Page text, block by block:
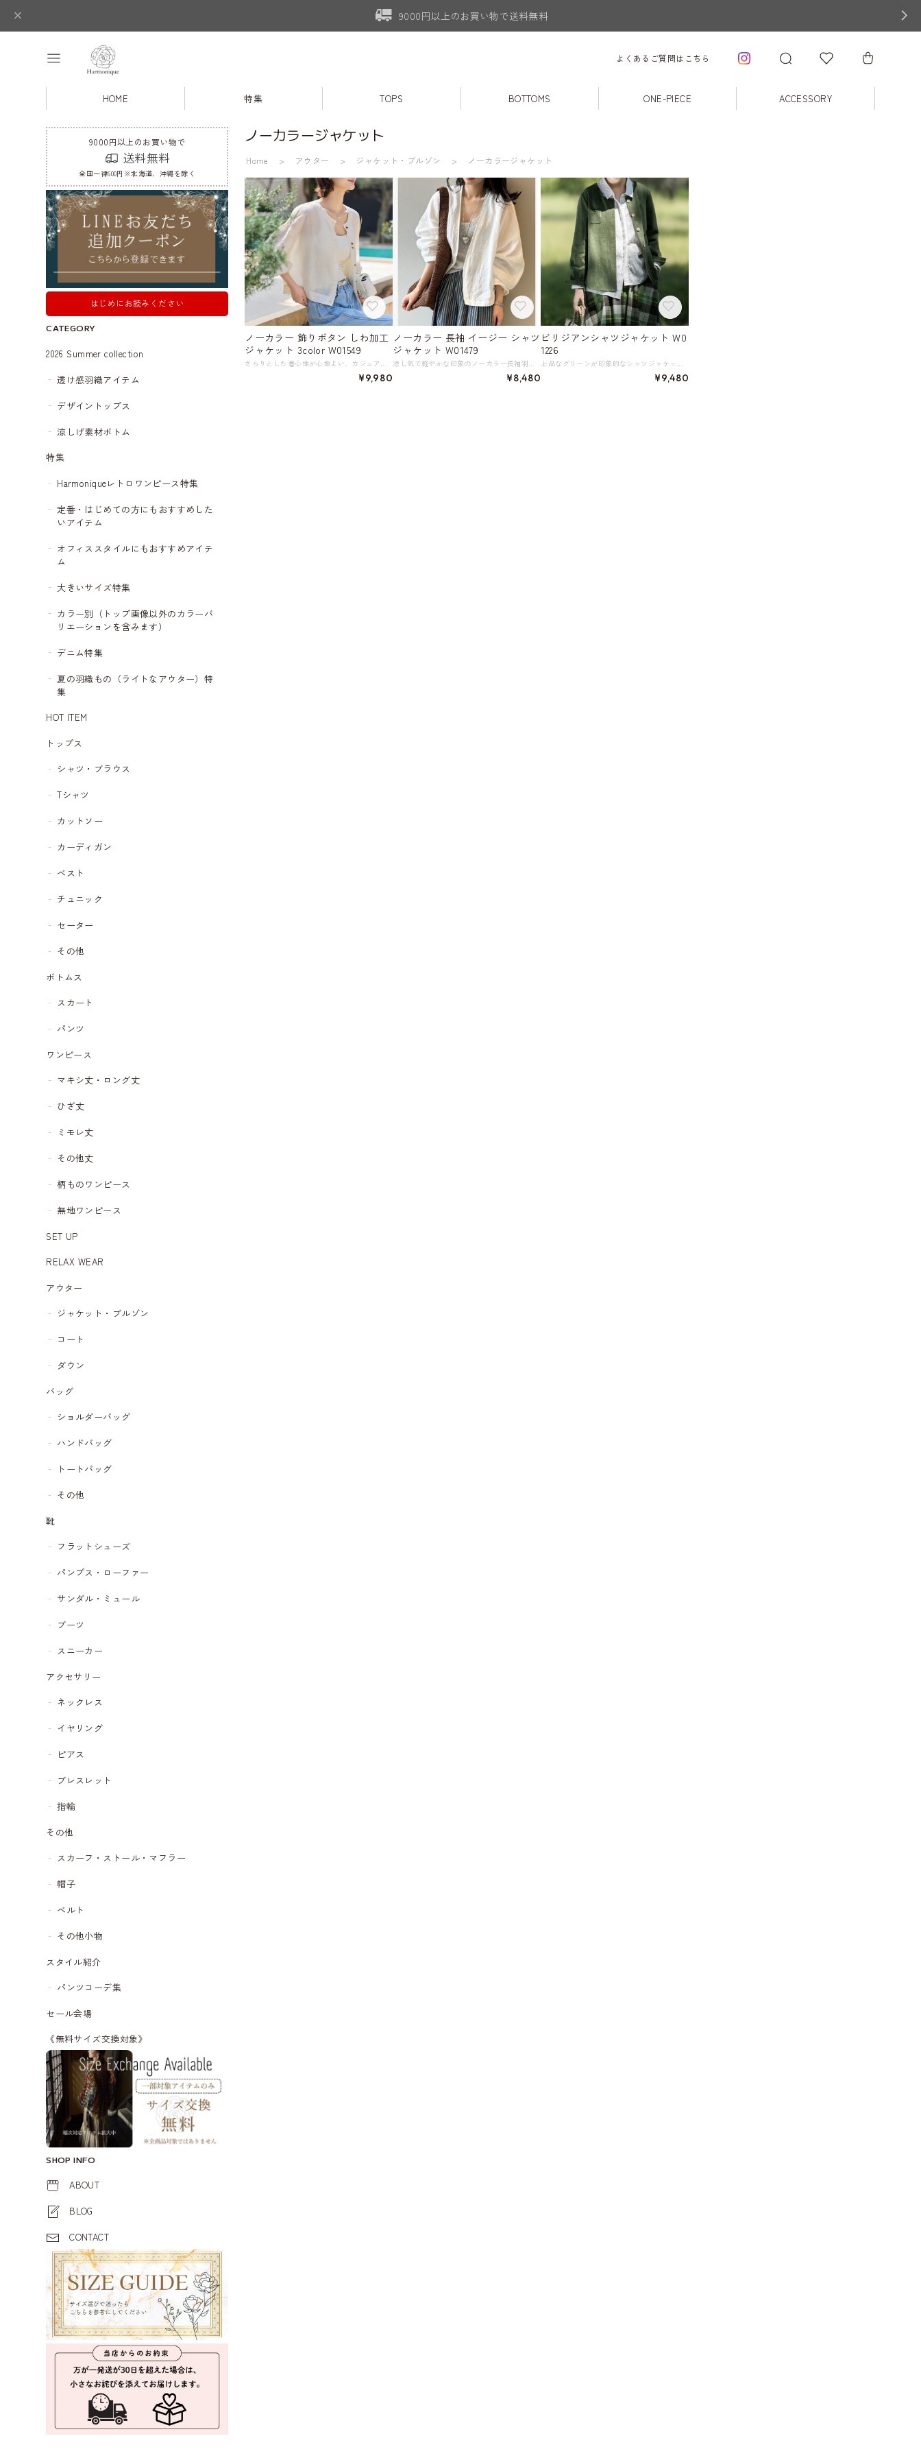
9000円以上のお買い物で送料無料
よくあるご質問はこちら
HOME 特集 TOPS BOTTOMS ONE-PIECE ACCESSORY
9000円以上のお買い物で
送料無料
全国一律600円※北海道、沖縄を除く
はじめにお読みください
CATEGORY
2026 Summer collection
透け感羽織アイテム
デザイントップス
涼しげ素材ボトム
特集
Harmoniqueレトロワンピース特集
定番・はじめての方にもおすすめした
いアイテム
オフィススタイルにもおすすめアイテ
ム
大きいサイズ特集
カラー別（トップ画像以外のカラーバ
リエーションを含みます）
デニム特集
夏の羽織もの（ライトなアウター）特
集
HOT ITEM
トップス
シャツ・ブラウス
Tシャツ
カットソー
カーディガン
ベスト
チュニック
セーター
その他
ボトムス
スカート
パンツ
ワンピース
マキシ丈・ロング丈
ひざ丈
ミモレ丈
その他丈
柄ものワンピース
無地ワンピース
SET UP
RELAX WEAR
アウター
ジャケット・ブルゾン
コート
ダウン
バッグ
ショルダーバッグ
ハンドバッグ
トートバッグ
その他
靴
フラットシューズ
パンプス・ローファー
サンダル・ミュール
ブーツ
スニーカー
アクセサリー
ネックレス
イヤリング
ピアス
ブレスレット
指輪
その他
スカーフ・ストール・マフラー
帽子
ベルト
その他小物
スタイル紹介
パンツコーデ集
セール会場
《無料サイズ交換対象》
SHOP INFO
ABOUT
BLOG
CONTACT
ノーカラージャケット
Home アウター ジャケット・ブルゾン ノーカラージャケット
ノーカラー 飾りボタン しわ加工
ジャケット 3color W01549
さらりとした着心地が心地よい、カジュアルでリラックスしたスタイルが特徴のノーカラージャケット。 ショート丈のボックスシルエットと、ドロップショルダー、ギャザー袖が、リラクシーかつトレンド感のある着こなしを叶えます。 フロントの琥珀色の飾りボタンは、シンプルながらもデザインのポイントに。 快適で通気性が良く、エアリーで軽いため、夏場の羽織りやエアコン対策としても最適です。 しわ加工を施した豊かな質感と表情のある生地は、レーヨン・リネン混紡で、軽やかでさらっとした肌触り。光に当たるとほんのりとした光沢感が生まれます。 ドロップショルダーとショート丈のバランスが絶妙で、スタイルアップ効果も期待できます。 インナーにノースリーブなどを合わせてサッと羽織るだけで、いつものコーディネートがぐっとおしゃれになる、春夏のマストハブアイテムです。 《カラー》 ホワイト マスタード ブラック 《サイズ》 S : 肩幅58.1cm 胸囲115cm 袖丈44cm M : 肩幅59.5cm 胸囲119cm 袖丈44.8cm L : 肩幅60.9cm 胸囲123cm 袖丈45.6cm XL : 肩幅62.3cm 胸囲127cm 袖丈46.4cm ※採寸方法により1～3cmの誤差がある場合がございます。 ※モデル 身長169cm体重53kg (B80/W62/H85) Mサイズ着用 《素材》 リヨセル74.4% ナイロン20.1% リネン5.5% ◇この商品は繊細な風合いを持つ素材を使用しています。 長くきれいにご着用いただくためのお手入れ方法はこちら → 「繊細な風合い、シワになりやすいお洋服の洗い方～洗濯機編」 https://shop.harmonique.net/blog/2026/05/21/163201 ◇人気のおすすめアイテムをもっと見る https://shop.harmonique.net/categories/5911182 ◇商品を購入する前にこちらの【ご購入前に必ずお読みください】をご確認の上お買い求めください。 https://shop.harmonique.net/blog/2024/06/25/010751 《注意事項》 *harmoniqueではお客様からのご注文を受け、お客様の商品を製作・取り寄せしております。 *基本的にお取り寄せ商品となるため、発送までに《1～3週間前後》お時間をいただいております。 *ご覧いただいているPCやスマートフォンの画面により実物と多少色合いが異なる場合がございます。 *イメージ違いやサイズ違い等、その他お客様都合によりますキャンセル・返品交換はご遠慮ください。 トップページはこちら https://shop.harmonique.net/
¥9,980
ノーカラー 長袖 イージー シャツ
ジャケット W01479
涼し気で軽やかな印象のノーカラー長袖羽織り。 ゆったりとしたシルエットが、さらっと羽織るだけでこなれた雰囲気を演出します。 シンプルなデザインながらも、程よいボリューム感のあるシルエットが着こなしのアクセントに。 きれいめなトップスとの組み合わせはもちろん、カジュアルテイストのアイテムとも相性が良く、洗練された印象に仕上げてくれます。 デイリーユースからリラックスしたい休日まで、幅広いシーンで活躍する一着です。 《サイズ》 M : 胸囲124cm 着丈58cm 袖丈61cm 裾幅65cm L : 胸囲128cm 着丈59cm 袖丈62cm 裾幅67cm ※採寸方法により1～3cmの誤差がある場合がございます。 ※モデル 身長165cm 体重49kg Mサイズ着用 《素材》 綿、ラミー ◇人気のおすすめアイテムをもっと見る https://shop.harmonique.net/categories/5911182 ◇商品を購入する前にこちらの【ご購入前に必ずお読みください】をご確認の上お買い求めください。 https://shop.harmonique.net/blog/2024/06/25/010751 《注意事項》 *harmoniqueではお客様からのご注文を受け、お客様の商品を製作・取り寄せしております。 *基本的にお取り寄せ商品となるため、発送までに《1～3週間前後》お時間をいただいております。 *ご覧いただいているPCやスマートフォンの画面により実物と多少色合いが異なる場合がございます。 *イメージ違いやサイズ違い等、その他お客様都合によりますキャンセル・返品交換はご遠慮ください。 トップページはこちら https://shop.harmonique.net/
¥8,480
ビリジアンシャツジャケット W0
1226
上品なグリーンが印象的なシャツジャケット。 羽織るだけでおしゃれ感を引き立てる一枚です。 ※画像のスカートはこちら https://shop.harmonique.net/items/103309396 《サイズ》 S：肩幅37.5cm 胸囲92cm 着丈60cm 袖丈55cm M：肩幅39cm 胸囲98cm 着丈61cm 袖丈56cm L：肩幅40.5cm 胸囲104cm 着丈62cm 袖丈57cm ※採寸方法により1～3cmの誤差がある場合がございます。 《素材》 綿、他 ◇人気のおすすめアイテムをもっと見る https://shop.harmonique.net/categories/5911182 ◇商品を購入する前にこちらの【ご購入前に必ずお読みください】をご確認の上お買い求めください。 https://shop.harmonique.net/blog/2024/06/25/010751 《注意事項》 *harmoniqueではお客様からのご注文を受け、お客様の商品を製作・取り寄せしております。 *基本的にお取り寄せ商品となるため、発送までに《1～3週間前後》お時間をいただいております。 *ご覧いただいているPCやスマートフォンの画面により実物と多少色合いが異なる場合がございます。 *イメージ違いやサイズ違い等、その他お客様都合によりますキャンセル・返品交換はご遠慮ください。 トップページはこちら https://shop.harmonique.net/
¥9,480